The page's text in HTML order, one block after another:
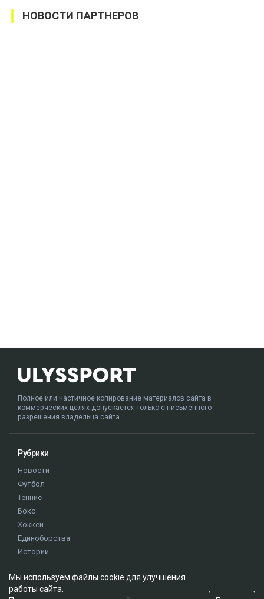
НОВОСТИ ПАРТНЕРОВ
Полное или частичное копирование материалов сайта в
коммерческих целях допускается только с письменного
разрешения владельца сайта.
Рубрики
Новости
Футбол
Теннис
Бокс
Хоккей
Единоборства
Истории
Мы используем файлы cookie для улучшения
работы сайта.